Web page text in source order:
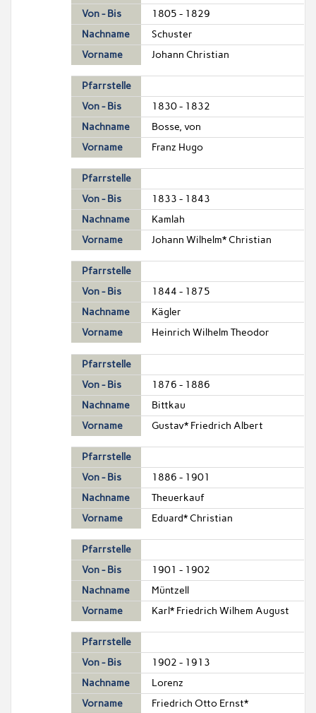
Von - Bis
1805 - 1829
Nachname
Schuster
Vorname
Johann Christian
Pfarrstelle
Von - Bis
1830 - 1832
Nachname
Bosse, von
Vorname
Franz Hugo
Pfarrstelle
Von - Bis
1833 - 1843
Nachname
Kamlah
Vorname
Johann Wilhelm* Christian
Pfarrstelle
Von - Bis
1844 - 1875
Nachname
Kägler
Vorname
Heinrich Wilhelm Theodor
Pfarrstelle
Von - Bis
1876 - 1886
Nachname
Bittkau
Vorname
Gustav* Friedrich Albert
Pfarrstelle
Von - Bis
1886 - 1901
Nachname
Theuerkauf
Vorname
Eduard* Christian
Pfarrstelle
Von - Bis
1901 - 1902
Nachname
Müntzell
Vorname
Karl* Friedrich Wilhem August
Pfarrstelle
Von - Bis
1902 - 1913
Nachname
Lorenz
Vorname
Friedrich Otto Ernst*